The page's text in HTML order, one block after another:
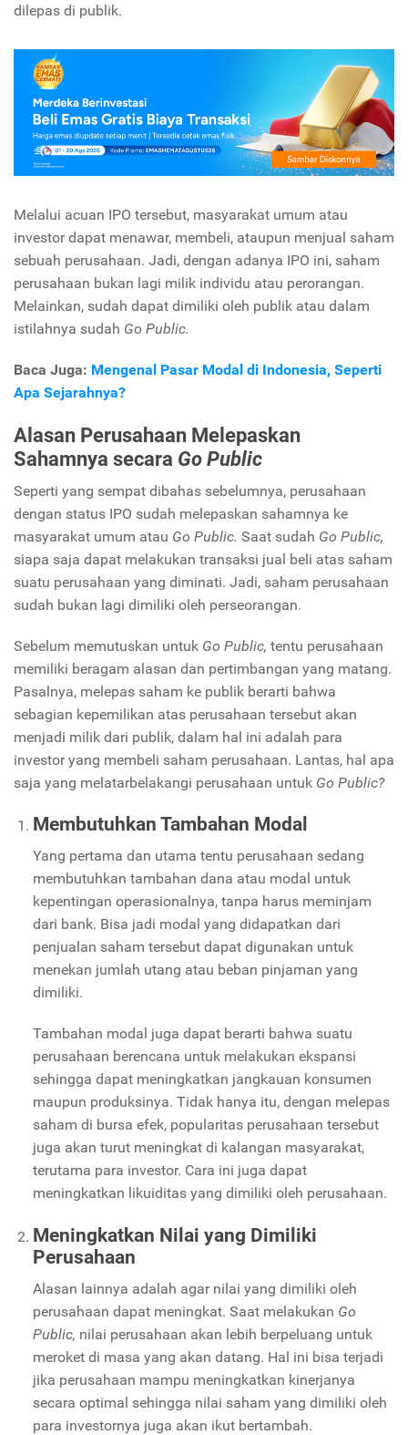
dilepas di publik.
Melalui acuan IPO tersebut, masyarakat umum atau
investor dapat menawar, membeli, ataupun menjual saham
sebuah perusahaan. Jadi, dengan adanya IPO ini, saham
perusahaan bukan lagi milik individu atau perorangan.
Melainkan, sudah dapat dimiliki oleh publik atau dalam
istilahnya sudah Go Public.
Baca Juga: Mengenal Pasar Modal di Indonesia, Seperti
Apa Sejarahnya?
Alasan Perusahaan Melepaskan
Sahamnya secara Go Public
Seperti yang sempat dibahas sebelumnya, perusahaan
dengan status IPO sudah melepaskan sahamnya ke
masyarakat umum atau Go Public. Saat sudah Go Public,
siapa saja dapat melakukan transaksi jual beli atas saham
suatu perusahaan yang diminati. Jadi, saham perusahaan
sudah bukan lagi dimiliki oleh perseorangan.
Sebelum memutuskan untuk Go Public, tentu perusahaan
memiliki beragam alasan dan pertimbangan yang matang.
Pasalnya, melepas saham ke publik berarti bahwa
sebagian kepemilikan atas perusahaan tersebut akan
menjadi milik dari publik, dalam hal ini adalah para
investor yang membeli saham perusahaan. Lantas, hal apa
saja yang melatarbelakangi perusahaan untuk Go Public?
Membutuhkan Tambahan Modal
Yang pertama dan utama tentu perusahaan sedang
membutuhkan tambahan dana atau modal untuk
kepentingan operasionalnya, tanpa harus meminjam
dari bank. Bisa jadi modal yang didapatkan dari
penjualan saham tersebut dapat digunakan untuk
menekan jumlah utang atau beban pinjaman yang
dimiliki.
Tambahan modal juga dapat berarti bahwa suatu
perusahaan berencana untuk melakukan ekspansi
sehingga dapat meningkatkan jangkauan konsumen
maupun produksinya. Tidak hanya itu, dengan melepas
saham di bursa efek, popularitas perusahaan tersebut
juga akan turut meningkat di kalangan masyarakat,
terutama para investor. Cara ini juga dapat
meningkatkan likuiditas yang dimiliki oleh perusahaan.
Meningkatkan Nilai yang Dimiliki
Perusahaan
Alasan lainnya adalah agar nilai yang dimiliki oleh
perusahaan dapat meningkat. Saat melakukan Go
Public, nilai perusahaan akan lebih berpeluang untuk
meroket di masa yang akan datang. Hal ini bisa terjadi
jika perusahaan mampu meningkatkan kinerjanya
secara optimal sehingga nilai saham yang dimiliki oleh
para investornya juga akan ikut bertambah.